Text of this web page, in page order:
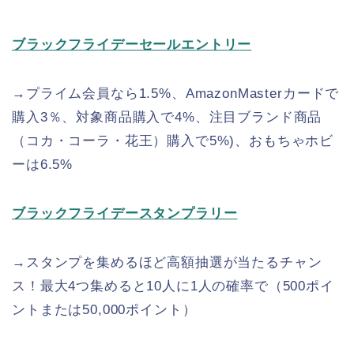
ブラックフライデーセールエントリー
→プライム会員なら1.5%、AmazonMasterカードで
購入3％、対象商品購入で4%、注目ブランド商品
（コカ・コーラ・花王）購入で5%)、おもちゃホビ
ーは6.5%
ブラックフライデースタンプラリー
→スタンプを集めるほど高額抽選が当たるチャン
ス！最大4つ集めると10人に1人の確率で（500ポイ
ントまたは50,000ポイント）